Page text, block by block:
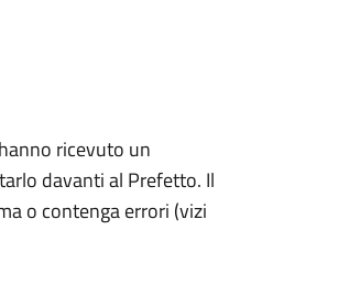
ricevuto un
davanti al Prefetto. Il
o contenga errori (vizi